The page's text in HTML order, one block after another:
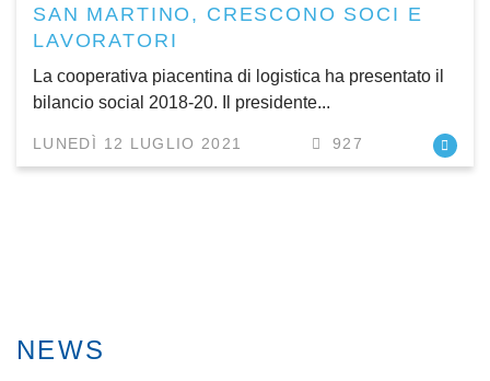
SAN MARTINO, CRESCONO SOCI E
LAVORATORI
La cooperativa piacentina di logistica ha presentato il
bilancio social 2018-20. Il presidente...
LUNEDÌ 12 LUGLIO 2021 927
NEWS